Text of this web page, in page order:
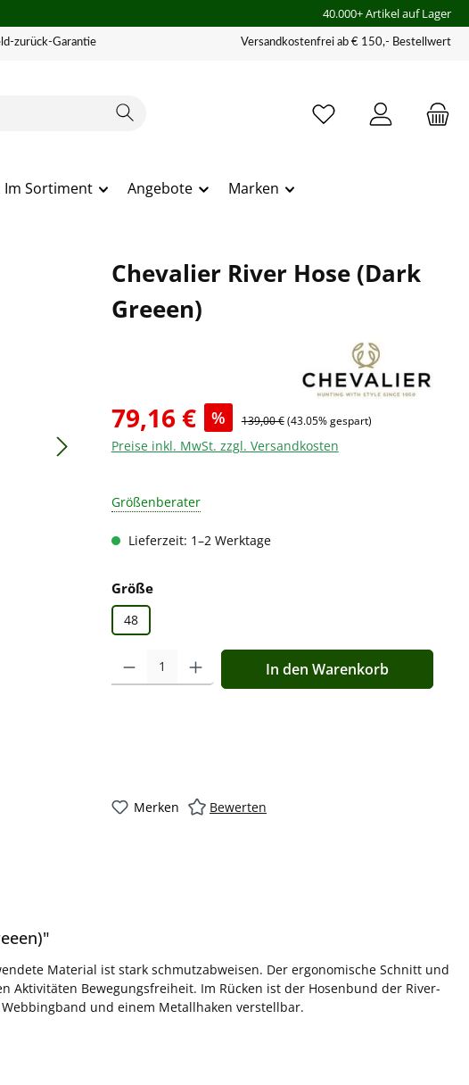
40.000+ Artikel auf Lager
zurück-Garantie Versandkostenfrei ab € 150,- Bestellwert
Im Sortiment Angebote Marken
Chevalier River Hose (Dark
Greeen)
79,16 € % 139,00 €(43.05% gespart)
Preise inkl. MwSt. zzgl. Versandkosten
Größenberater
Lieferzeit: 1–2 Werktage
Größeauswählen
48
Produkt Anzahl: Gib den gewünschten Wert ein oder
In den Warenkorb
Merken Bewerten
Material ist stark schmutzabweisen. Der ergonomische Schnitt und
Bewegungsfreiheit. Im Rücken ist der Hosenbund der River-
und einem Metallhaken verstellbar.